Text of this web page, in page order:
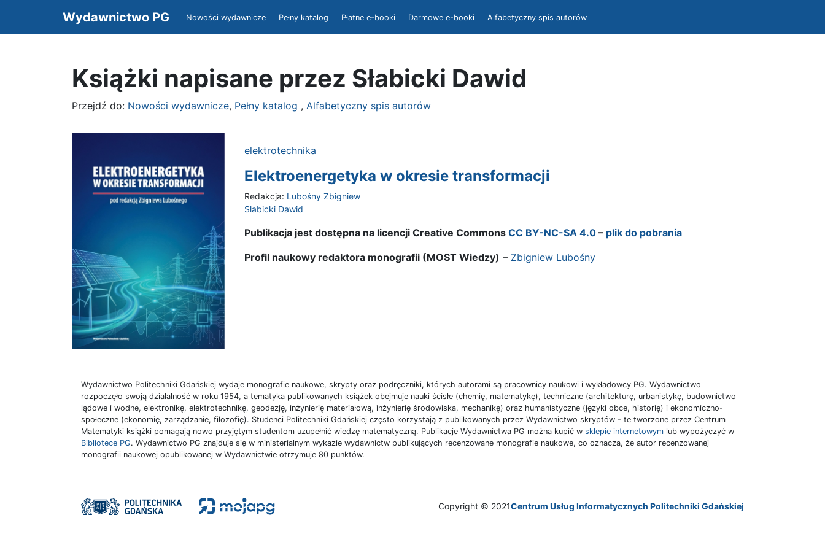
Wydawnictwo PG Nowości wydawnicze Pełny katalog Płatne e-booki Darmowe e-booki Alfabetyczny spis autorów
Książki napisane przez Słabicki Dawid
Przejdź do: Nowości wydawnicze, Pełny katalog , Alfabetyczny spis autorów
elektrotechnika
Elektroenergetyka w okresie transformacji
Redakcja: Lubośny Zbigniew
Słabicki Dawid
Publikacja jest dostępna na licencji Creative CommonsCC BY-NC-SA 4.0 – plik do pobrania
Profil naukowy redaktora monografii (MOST Wiedzy) – Zbigniew Lubośny
Wydawnictwo Politechniki Gdańskiej wydaje monografie naukowe, skrypty oraz podręczniki, których autorami są pracownicy naukowi i wykładowcy PG. Wydawnictwo
rozpoczęło swoją działalność w roku 1954, a tematyka publikowanych książek obejmuje nauki ścisłe (chemię, matematykę), techniczne (architekturę, urbanistykę, budownictwo
lądowe i wodne, elektronikę, elektrotechnikę, geodezję, inżynierię materiałową, inżynierię środowiska, mechanikę) oraz humanistyczne (języki obce, historię) i ekonomiczno-
społeczne (ekonomię, zarządzanie, filozofię). Studenci Politechniki Gdańskiej często korzystają z publikowanych przez Wydawnictwo skryptów - te tworzone przez Centrum
Matematyki książki pomagają nowo przyjętym studentom uzupełnić wiedzę matematyczną. Publikacje Wydawnictwa PG można kupić w sklepie internetowym lub wypożyczyć w
Bibliotece PG. Wydawnictwo PG znajduje się w ministerialnym wykazie wydawnictw publikujących recenzowane monografie naukowe, co oznacza, że autor recenzowanej
monografii naukowej opublikowanej w Wydawnictwie otrzymuje 80 punktów.
Copyright © 2021Centrum Usług Informatycznych Politechniki Gdańskiej